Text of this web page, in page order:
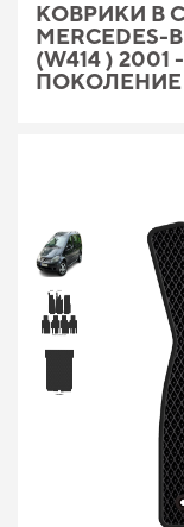
КОВРИКИ В
MERCEDES-
(W414 ) 2001
ПОКОЛЕНИЕ